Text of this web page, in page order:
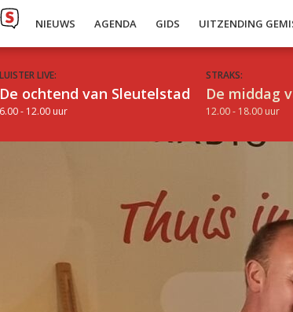
NIEUWS AGENDA GIDS UITZENDING
LUISTER LIVE:
De ochtend van Sleutelstad
6.00 - 12.00 uur
STRAKS:
De middag
12.00 - 18.00 uur